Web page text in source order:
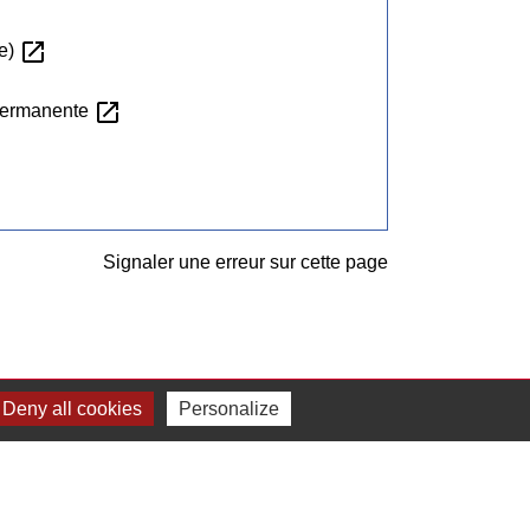
open_in_new
open_in_new
Signaler une erreur sur cette page
Deny all cookies Personalize